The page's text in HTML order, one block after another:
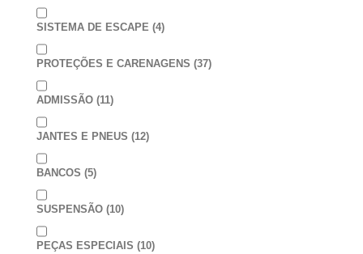
SISTEMA DE ESCAPE (4)
PROTEÇÕES E CARENAGENS (37)
ADMISSÃO (11)
JANTES E PNEUS (12)
BANCOS (5)
SUSPENSÃO (10)
PEÇAS ESPECIAIS (10)